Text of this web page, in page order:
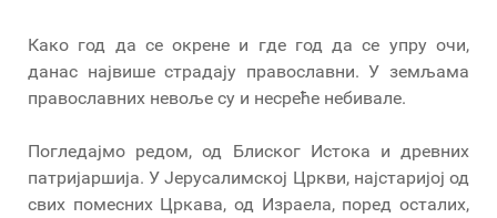
Како год да се окрене и где год да се упру очи,
данас највише страдају православни. У земљама
православних невоље су и несреће небивале.
Погледајмо редом, од Блиског Истока и древних
патријаршија. У Јерусалимској Цркви, најстаријој од
свих помесних Цркава, од Израела, поред осталих,